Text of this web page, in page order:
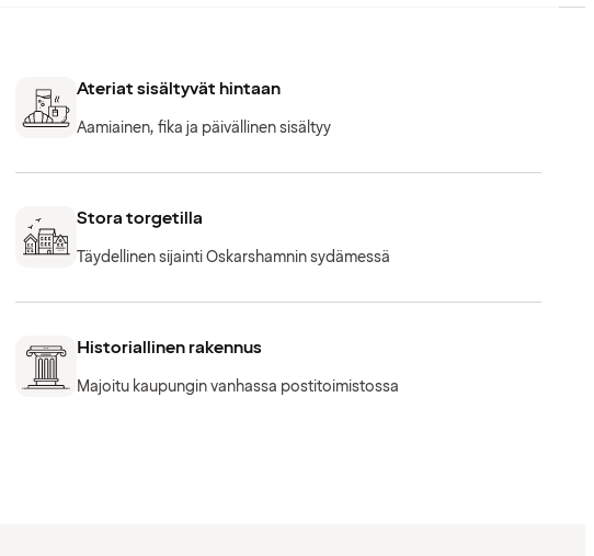
Ateriat sisältyvät hintaan
Aamiainen, fika ja päivällinen sisältyy
Stora torgetilla
Täydellinen sijainti Oskarshamnin sydämessä
Historiallinen rakennus
Majoitu kaupungin vanhassa postitoimistossa